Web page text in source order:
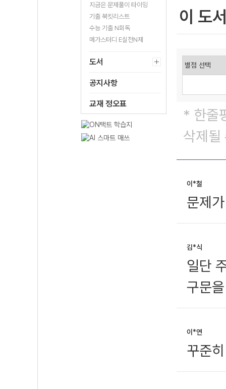
지금은 문제풀이 타이밍
기출 북킷리스트
수능 기출 N회독
메가스터디 E실전N제
도서
공지사항
교재 정오표
이 도
* 한줄
삭제될
이*철
문제
김*식
일단
구문
이*연
꾸준